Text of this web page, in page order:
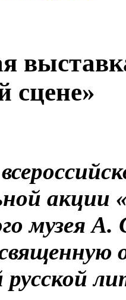
сцене»
музея
русской